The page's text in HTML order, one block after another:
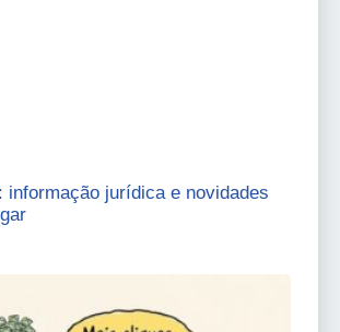
informação jurídica e novidades